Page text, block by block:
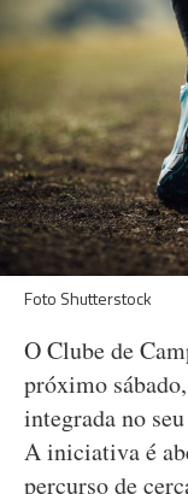
Foto Shutterstock
O Clube de
próximo
integrada no
A iniciativa é
percurso de